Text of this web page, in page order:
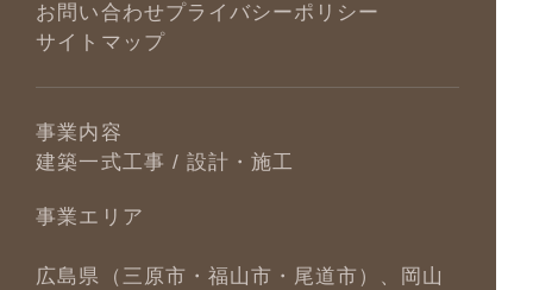
お問い合わせプライバシーポリシー
サイトマップ
事業内容
建築一式工事 / 設計・施工
事業エリア
広島県（三原市・福山市・尾道市）、岡山